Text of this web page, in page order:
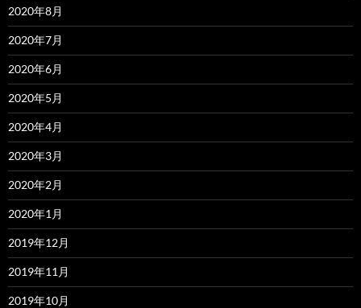
2020年8月
2020年7月
2020年6月
2020年5月
2020年4月
2020年3月
2020年2月
2020年1月
2019年12月
2019年11月
2019年10月